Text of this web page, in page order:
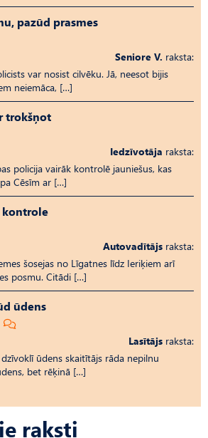
pazūd prasmes
Seniore V. raksta:
var nosist cilvēku. Jā, neesot bijis
neiemāca, […]
trokšņot
Iedzīvotāja raksta:
policija vairāk kontrolē jauniešus, kas
Cēsīm ar […]
kontrole
Autovadītājs raksta:
šosejas no Līgatnes līdz Ieriķiem arī
posmu. Citādi […]
ūdens
Lasītājs raksta:
ūdens skaitītājs rāda nepilnu
bet rēķinā […]
raksti